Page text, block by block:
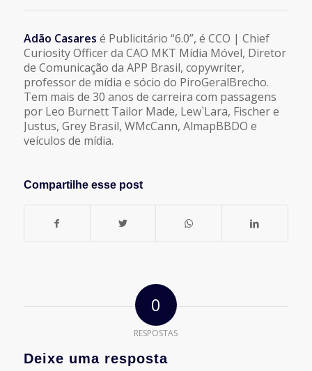
Adão Casares é Publicitário “6.0”, é CCO | Chief
Curiosity Officer da CAO MKT Mídia Móvel, Diretor
de Comunicação da APP Brasil, copywriter,
professor de mídia e sócio do PiroGeralBrecho.
Tem mais de 30 anos de carreira com passagens
por Leo Burnett Tailor Made, Lew`Lara, Fischer e
Justus, Grey Brasil, WMcCann, AlmapBBDO e
veículos de mídia.
Compartilhe esse post
0
RESPOSTAS
Deixe uma resposta